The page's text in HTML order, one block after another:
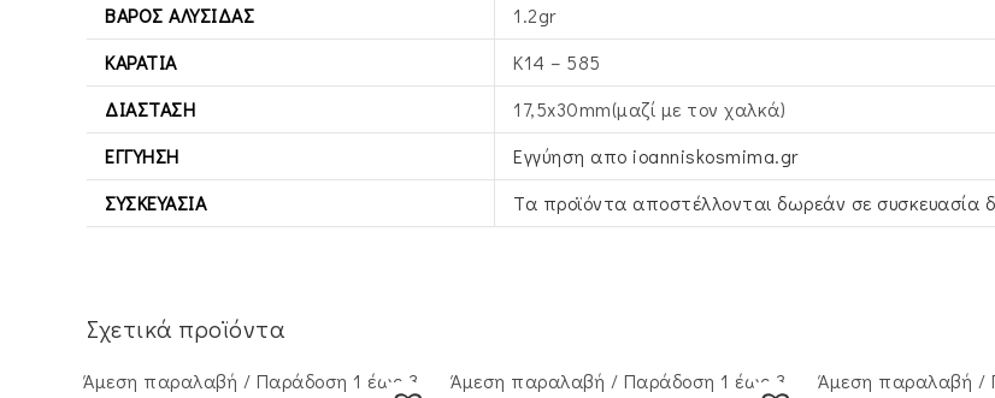
ΒΆΡΟΣ ΑΛΥΣΊΔΑΣ
1.2gr
ΚΑΡΆΤΙΑ
Κ14 – 585
ΔΙΆΣΤΑΣΗ
17,5x30mm(μαζί με τον χαλκά)
ΕΓΓΎΗΣΗ
Εγγύηση απο ioanniskosmima.gr
ΣΥΣΚΕΥΑΣΊΑ
Τα προϊόντα αποστέλλονται δωρεάν σε συσκευασία
Σχετικά προϊόντα
Άμεση παραλαβή / Παράδoση 1 έως 3
Άμεση παραλαβή / Παράδoση 1 έως 3
Άμεση παραλαβή /